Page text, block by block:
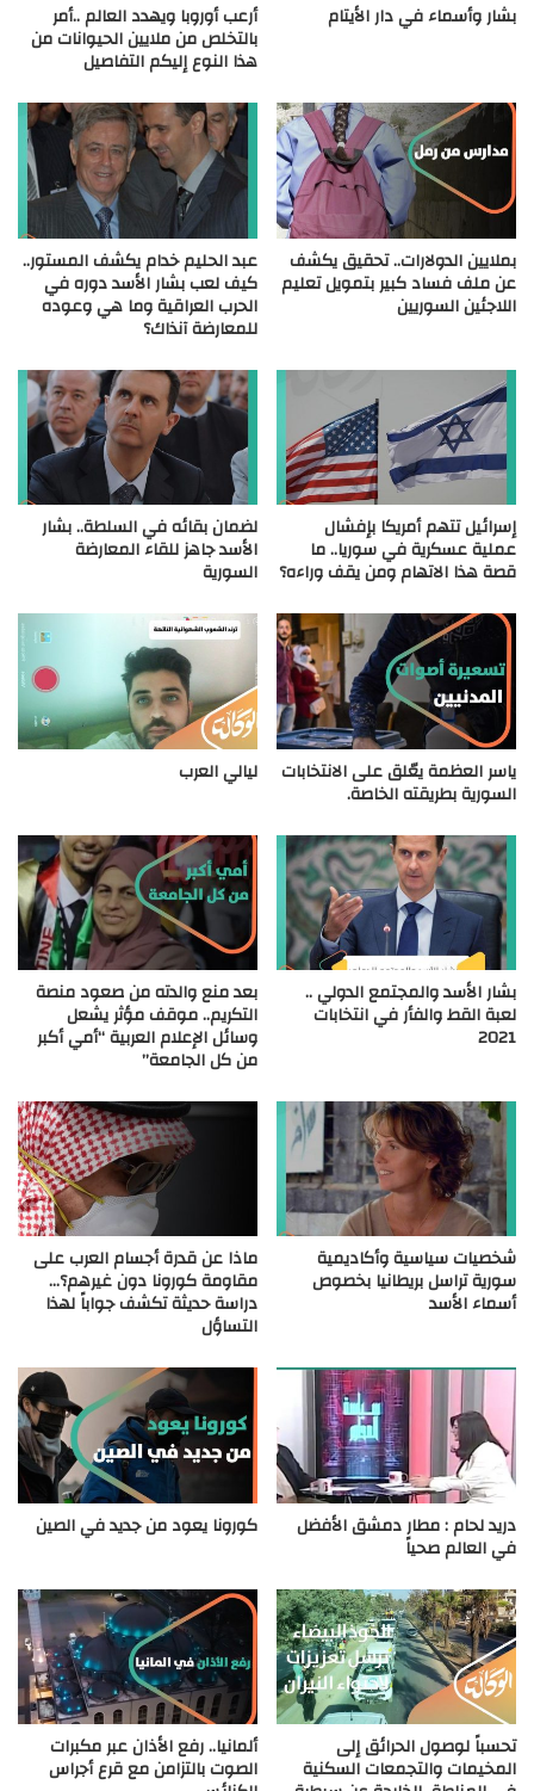
بشار وأسماء في دار الأيتام أرعب أوروبا ويهدد العالم ..أمر
بالتخلص من ملايين الحيوانات من
هذا النوع إليكم التفاصيل
بملايين الدولارات.. تحقيق يكشف
عن ملف فساد كبير بتمويل تعليم
اللاجئين السوريين
عبد الحليم خدام يكشف المستور..
كيف لعب بشار الأسد دوره في
الحرب العراقية وما هي وعوده
للمعارضة آنذاك؟
إسرائيل تتهم أمريكا بإفشال
عملية عسكرية في سوريا.. ما
قصة هذا الاتهام ومن يقف وراءه؟
لضمان بقائه في السلطة.. بشار
الأسد جاهز للقاء المعارضة
السورية
ياسر العظمة يعّلق على الانتخابات
السورية بطريقته الخاصة.
ليالي العرب
بشار الأسد والمجتمع الدولي ..
لعبة القط والفأر في انتخابات
2021
بعد منع والدته من صعود منصة
التكريم.. موقف مؤثر يشعل
وسائل الإعلام العربية “أمي أكبر
من كل الجامعة”
شخصيات سياسية وأكاديمية
سورية تراسل بريطانيا بخصوص
أسماء الأسد
ماذا عن قدرة أجسام العرب على
مقاومة كورونا دون غيرهم؟…
دراسة حديثة تكشف جواباً لهذا
التساؤل
دريد لحام : مطار دمشق الأفضل
في العالم صحياً
كورونا يعود من جديد في الصين
تحسباً لوصول الحرائق إلى
المخيمات والتجمعات السكنية
ألمانيا.. رفع الأذان عبر مكبرات
الصوت بالتزامن مع قرع أجراس